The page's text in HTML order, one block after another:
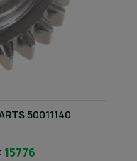
50011140
15776